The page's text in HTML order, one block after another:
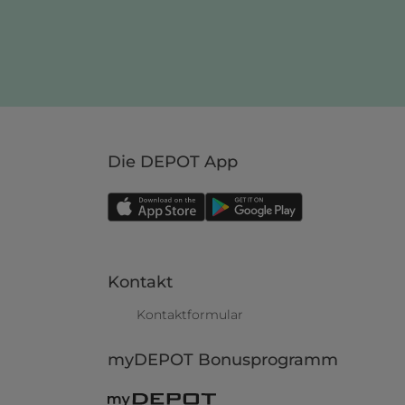
Die DEPOT App
Kontakt
Kontaktformular
myDEPOT Bonusprogramm